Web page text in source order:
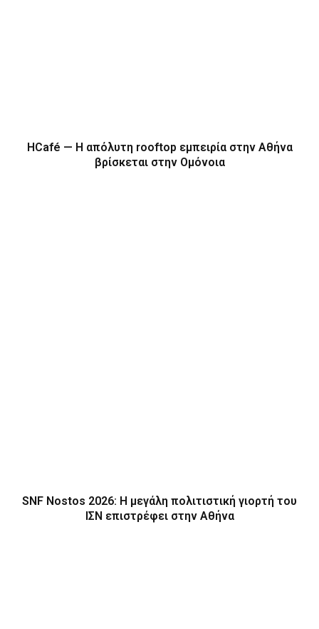
HCafé — Η απόλυτη rooftop εμπειρία στην Αθήνα
βρίσκεται στην Ομόνοια
SNF Nostos 2026: Η μεγάλη πολιτιστική γιορτή του
ΙΣΝ επιστρέφει στην Αθήνα